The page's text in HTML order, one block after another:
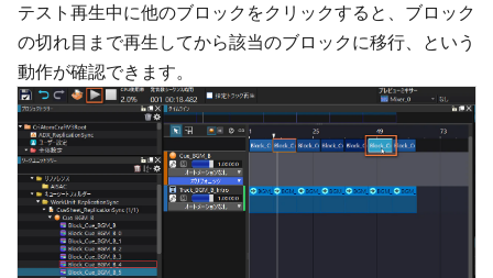
テスト再生中に他のブロックをクリックすると、ブロック
の切れ目まで再生してから該当のブロックに移行、という
動作が確認できます。